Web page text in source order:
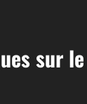
sur